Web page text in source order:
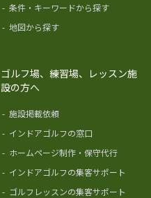
- 条件・キーワードから探す
- 地図から探す
ゴルフ場、練習場、レッスン施
設の方へ
- 施設掲載依頼
- インドアゴルフの窓口
- ホームページ制作・保守代行
- インドアゴルフの集客サポート
- ゴルフレッスンの集客サポート